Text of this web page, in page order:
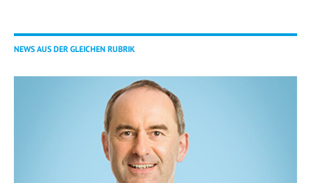
NEWS AUS DER GLEICHEN RUBRIK